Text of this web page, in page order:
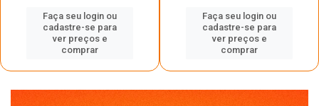
Faça seu login ou
cadastre-se para
ver preços e
comprar
Faça seu login ou
cadastre-se para
ver preços e
comprar